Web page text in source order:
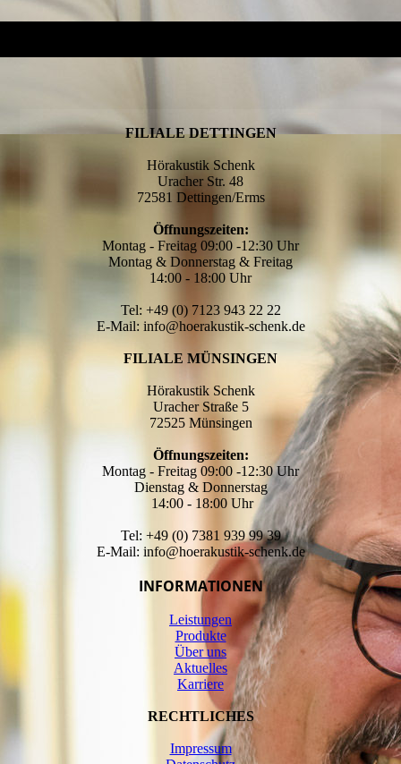
FILIALE DETTINGEN
Hörakustik Schenk
Uracher Str. 48
72581 Dettingen/Erms
Öffnungszeiten:
Montag - Freitag 09:00 -12:30 Uhr
Montag & Donnerstag & Freitag
14:00 - 18:00 Uhr
Tel: +49 (0) 7123 943 22 22
E-Mail: info@hoerakustik-schenk.de
FILIALE MÜNSINGEN
Hörakustik Schenk
Uracher Straße 5
72525 Münsingen
Öffnungszeiten:
Montag - Freitag 09:00 -12:30 Uhr
Dienstag & Donnerstag
14:00 - 18:00 Uhr
Tel: +49 (0) 7381 939 99 39
E-Mail: info@hoerakustik-schenk.de
INFORMATIONEN
Leistungen
Produkte
Über uns
Aktuelles
Karriere
RECHTLICHES
Impressum